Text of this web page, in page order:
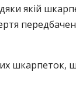
якій
що